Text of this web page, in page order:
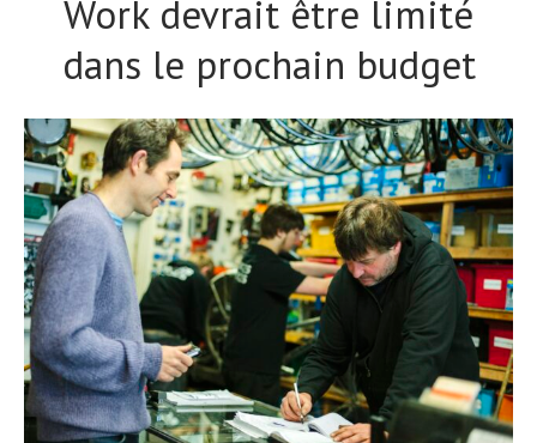
Work devrait être limité
dans le prochain budget